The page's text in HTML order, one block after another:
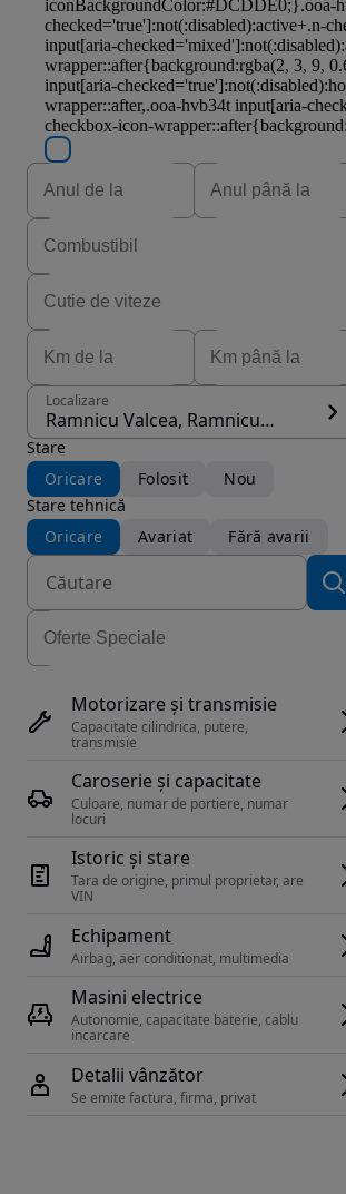
Localizare
Ramnicu Valcea, Ramnicu Valcea
Stare
Oricare
Folosit
Nou
Stare tehnică
Oricare
Avariat Fără avarii
Motorizare și transmisie
Capacitate cilindrica, putere,
transmisie
Caroserie și capacitate
Culoare, numar de portiere, numar
locuri
Istoric și stare
Tara de origine, primul proprietar, are
Echipament
Airbag, aer conditionat, multimedia
Masini electrice
Autonomie, capacitate baterie, cablu
Detalii vânzător
Se emite factura, firma, privat